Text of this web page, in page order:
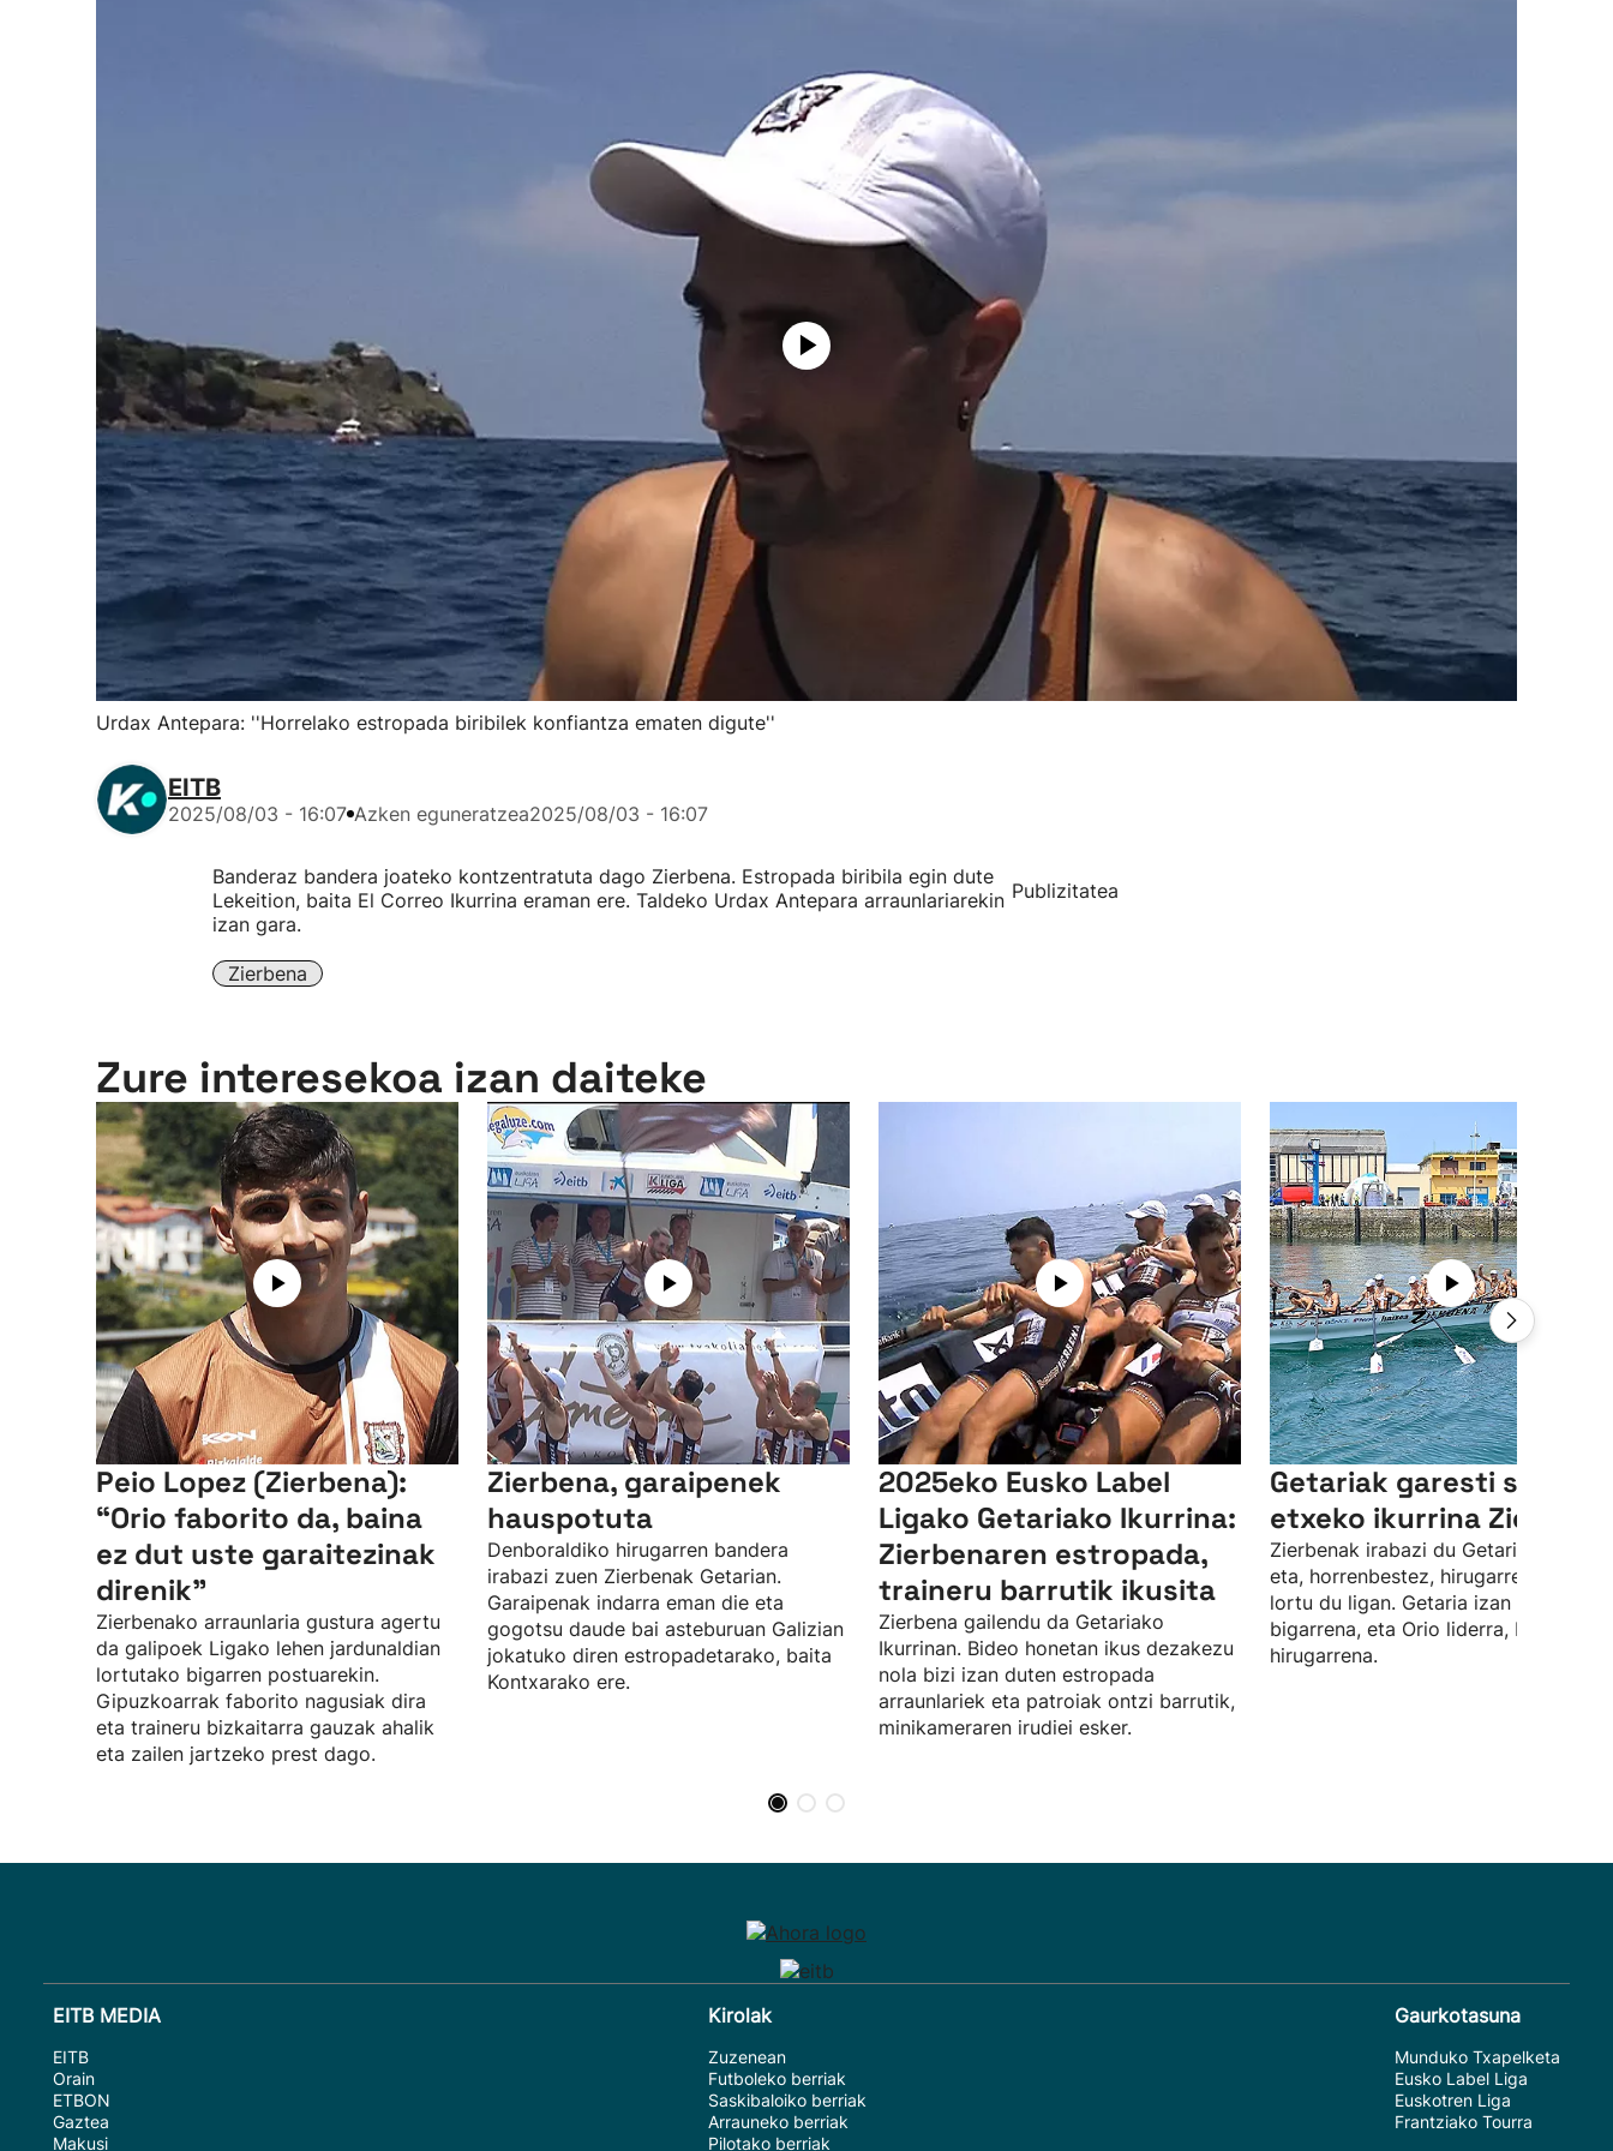
Urdax Antepara: ''Horrelako estropada biribilek konfiantza ematen digute''
EITB
2025/08/03 - 16:07 Azken eguneratzea2025/08/03 - 16:07
Banderaz bandera joateko kontzentratuta dago Zierbena. Estropada biribila egin dute
Lekeition, baita El Correo Ikurrina eraman ere. Taldeko Urdax Antepara arraunlariarekin
izan gara.
Zierbena
Publizitatea
Zure interesekoa izan daiteke
Peio Lopez (Zierbena):
“Orio faborito da, baina
ez dut uste garaitezinak
direnik"
Zierbenako arraunlaria gustura agertu
da galipoek Ligako lehen jardunaldian
lortutako bigarren postuarekin.
Gipuzkoarrak faborito nagusiak dira
eta traineru bizkaitarra gauzak ahalik
eta zailen jartzeko prest dago.
Zierbena, garaipenek
hauspotuta
Denboraldiko hirugarren bandera
irabazi zuen Zierbenak Getarian.
Garaipenak indarra eman die eta
gogotsu daude bai asteburuan Galizian
jokatuko diren estropadetarako, baita
Kontxarako ere.
2025eko Eusko Label
Ligako Getariako Ikurrina:
Zierbenaren estropada,
traineru barrutik ikusita
Zierbena gailendu da Getariako
Ikurrinan. Bideo honetan ikus dezakezu
nola bizi izan duten estropada
arraunlariek eta patroiak ontzi barrutik,
minikameraren irudiei esker.
Getariak garesti saldu
etxeko ikurrina
Zierbenak irabazi du Getariako
eta, horrenbestez, hirugarren
lortu du ligan. Getaria izan da
bigarrena, eta Orio liderra, berriz,
hirugarrena.
EITB MEDIA
EITB
Orain
ETBON
Gaztea
Makusi
Kirolak
Zuzenean
Futboleko berriak
Saskibaloiko berriak
Arrauneko berriak
Pilotako berriak
Gaurkotasuna
Munduko Txapelketa
Eusko Label Liga
Euskotren Liga
Frantziako Tourra